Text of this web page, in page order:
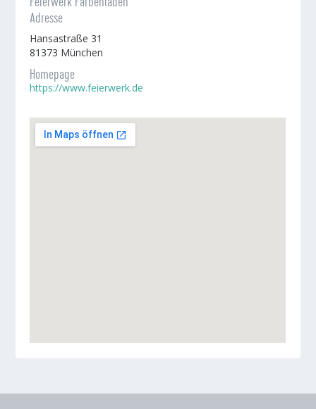
Adresse
Hansastraße 31
81373 München
Homepage
https://www.feierwerk.de